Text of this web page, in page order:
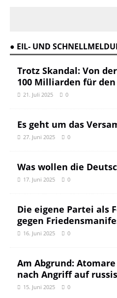
● EIL- UND
Trotz Skandal: Von
100 Milliarden für
21. Juli 2025 0
Es geht um das
27. Juni 2025 0
Was wollen die
17. Juni 2025 0
Die eigene Partei als
gegen
16. Juni 2025 0
Am Abgrund:
nach Angriff auf
15. Juni 2025 0